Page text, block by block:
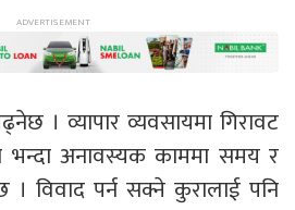
। व्यापार व्यवसायमा गिरावट
अनावस्यक काममा समय र
विवाद पर्न सक्ने कुरालाई पनि